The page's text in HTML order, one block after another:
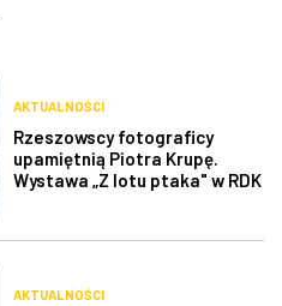
AKTUALNOŚCI
Rzeszowscy fotograficy
upamiętnią Piotra Krupę.
Wystawa „Z lotu ptaka" w RDK
AKTUALNOŚCI